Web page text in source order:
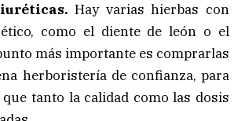
Hay varias hierbas con
como el diente de león o el
más importante es comprarlas
herboristería de confianza, para
tanto la calidad como las dosis